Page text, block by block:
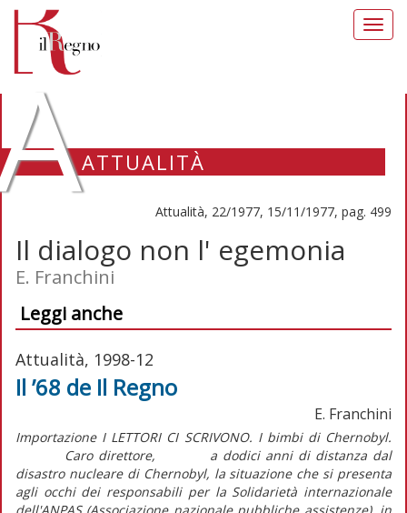
ATTUALITÀ
Attualità, 22/1977, 15/11/1977, pag. 499
Il dialogo non l' egemonia
E. Franchini
Leggi anche
Attualità, 1998-12
Il ’68 de Il Regno
E. Franchini
Importazione I LETTORI CI SCRIVONO. I bimbi di Chernobyl.
Caro direttore, a dodici anni di distanza dal
disastro nucleare di Chernobyl, la situazione che si presenta
agli occhi dei responsabili per la Solidarietà internazionale